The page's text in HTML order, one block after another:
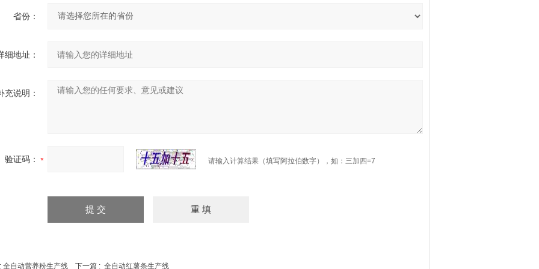
省份：
细地址：
充说明：
验证码： 请输入计算结果（填写阿拉伯数字），如：三加四=7
全自动营养粉生产线 下一篇 : 全自动红薯条生产线